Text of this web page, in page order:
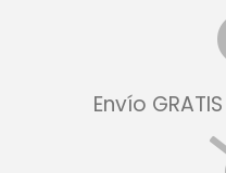
Envío